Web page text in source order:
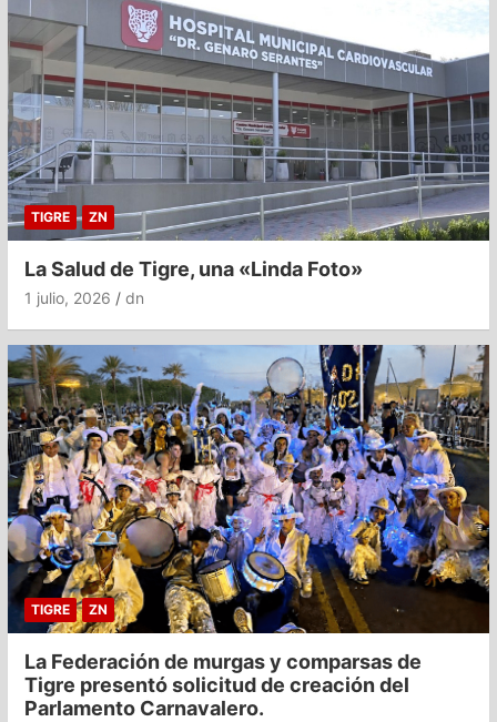
TIGRE ZN
La Salud de Tigre, una «Linda Foto»
1 julio, 2026 dn
TIGRE ZN
La Federación de murgas y comparsas de
Tigre presentó solicitud de creación del
Parlamento Carnavalero.